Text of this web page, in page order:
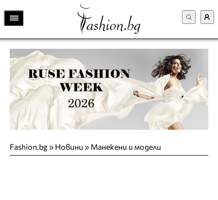
Fashion.bg» Новини » Манекени и модели